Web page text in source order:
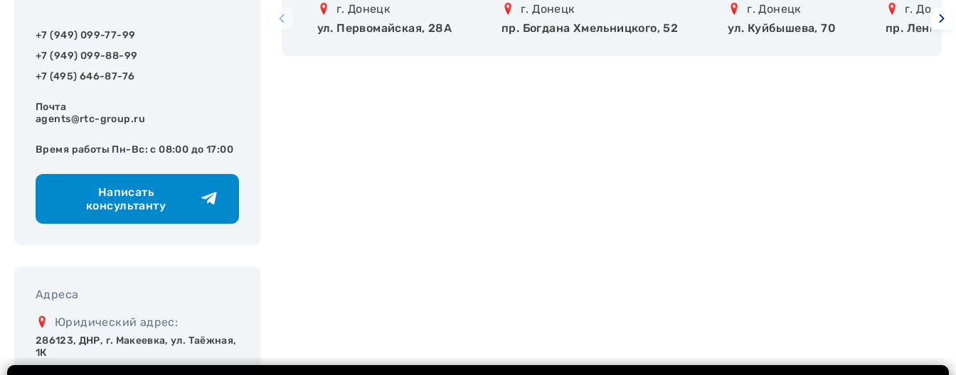
+7 (949) 099-77-99
+7 (949) 099-88-99
+7 (495) 646-87-76
Почта
agents@rtc-group.ru
Время работы Пн-Вс: с 08:00 до 17:00
Написать
консультанту
Адреса
Юридический адрес:
286123, ДНР, г. Макеевка, ул. Таёжная,
1К
г. Донецк
ул. Первомайская, 28А
г. Донецк
пр. Богдана Хмельницкого, 52
г. Донецк
ул. Куйбышева, 70
г.
пр.